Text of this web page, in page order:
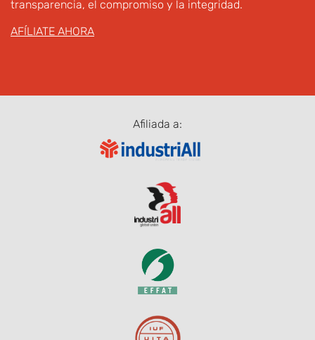
transparencia, el compromiso y la integridad.
AFÍLIATE AHORA
Afiliada a: